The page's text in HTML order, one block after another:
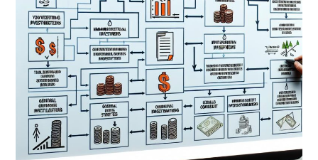
ISK (Investeringssparkonto)
Kontakta oss
Lån
Privatlån